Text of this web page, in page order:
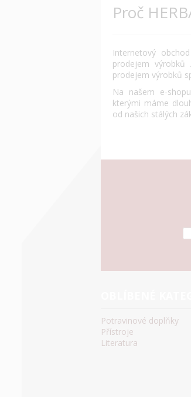
Proč
Internetový
prodejem výrobků
prodejem výrobků
Na našem e-
kterými máme
od našich stálých
Potravinové doplňky
Přístroje
Literatura